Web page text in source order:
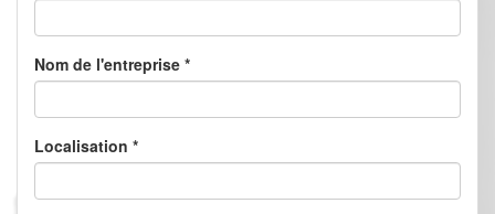
Nom de l'entreprise *
Localisation *